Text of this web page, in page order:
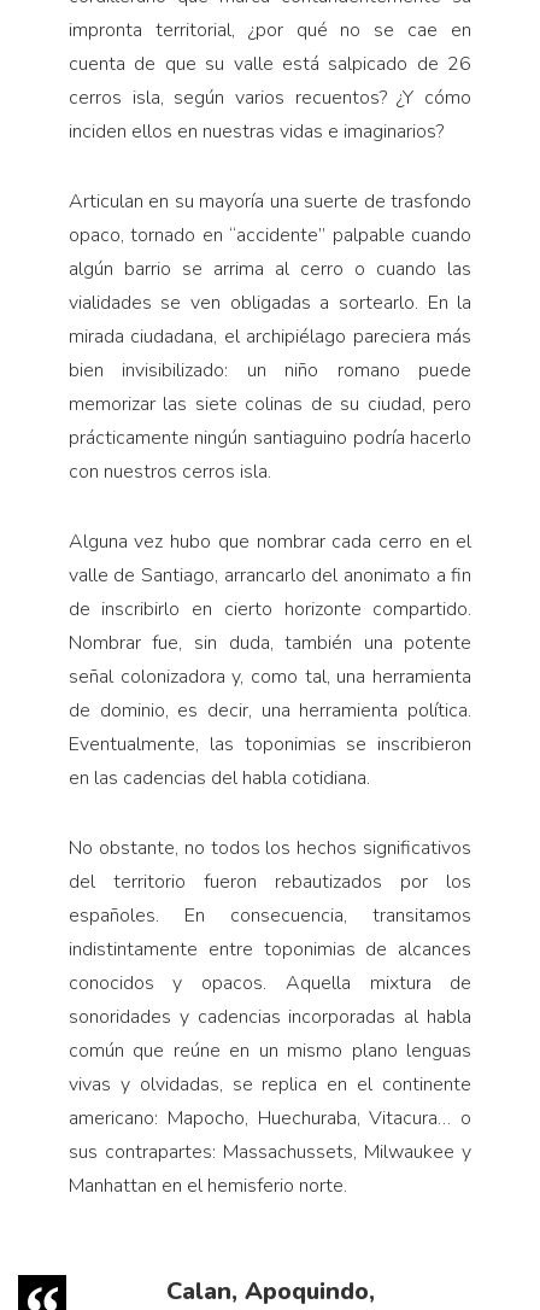
impronta territorial, ¿por qué no se cae en
cuenta de que su valle está salpicado de 26
cerros isla, según varios recuentos? ¿Y cómo
inciden ellos en nuestras vidas e imaginarios?
Articulan en su mayoría una suerte de trasfondo
opaco, tornado en “accidente” palpable cuando
algún barrio se arrima al cerro o cuando las
vialidades se ven obligadas a sortearlo. En la
mirada ciudadana, el archipiélago pareciera más
bien invisibilizado: un niño romano puede
memorizar las siete colinas de su ciudad, pero
prácticamente ningún santiaguino podría hacerlo
con nuestros cerros isla.
Alguna vez hubo que nombrar cada cerro en el
valle de Santiago, arrancarlo del anonimato a fin
de inscribirlo en cierto horizonte compartido.
Nombrar fue, sin duda, también una potente
señal colonizadora y, como tal, una herramienta
de dominio, es decir, una herramienta política.
Eventualmente, las toponimias se inscribieron
en las cadencias del habla cotidiana.
No obstante, no todos los hechos significativos
del territorio fueron rebautizados por los
españoles. En consecuencia, transitamos
indistintamente entre toponimias de alcances
conocidos y opacos. Aquella mixtura de
sonoridades y cadencias incorporadas al habla
común que reúne en un mismo plano lenguas
vivas y olvidadas, se replica en el continente
americano: Mapocho, Huechuraba, Vitacura… o
sus contrapartes: Massachussets, Milwaukee y
Manhattan en el hemisferio norte.
Calan, Apoquindo,